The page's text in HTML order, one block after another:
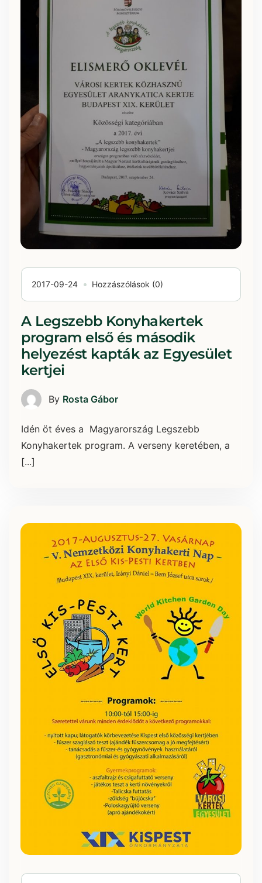
2017-09-24 Hozzászólások (0)
A Legszebb Konyhakertek
program első és második
helyezést kapták az Egyesület
kertjei
By Rosta Gábor
Idén öt éves a Magyarország Legszebb
Konyhakertek program. A verseny keretében, a
[...]